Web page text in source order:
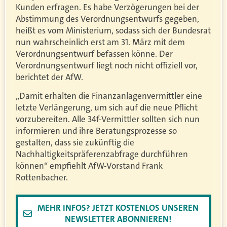
Kunden erfragen. Es habe Verzögerungen bei der
Abstimmung des Verordnungsentwurfs gegeben,
heißt es vom Ministerium, sodass sich der Bundesrat
nun wahrscheinlich erst am 31. März mit dem
Verordnungsentwurf befassen könne. Der
Verordnungsentwurf liegt noch nicht offiziell vor,
berichtet der AfW.
„Damit erhalten die Finanzanlagenvermittler eine
letzte Verlängerung, um sich auf die neue Pflicht
vorzubereiten. Alle 34f-Vermittler sollten sich nun
informieren und ihre Beratungsprozesse so
gestalten, dass sie zukünftig die
Nachhaltigkeitspräferenzabfrage durchführen
können“ empfiehlt AfW-Vorstand Frank
Rottenbacher.
MEHR INFOS? JETZT KOSTENLOS UNSEREN
NEWSLETTER ABONNIEREN!